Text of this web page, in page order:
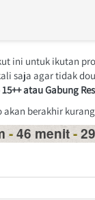
ini untuk ikutan
saja agar tidak
atau Gabung
akan berakhir
-46 menit-